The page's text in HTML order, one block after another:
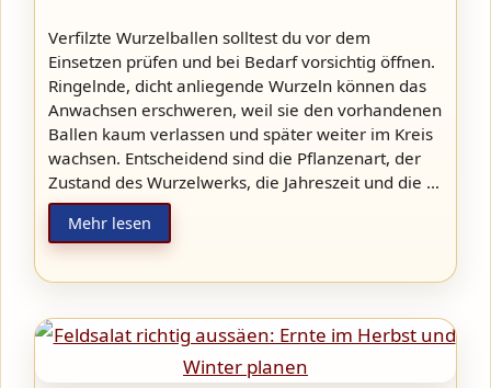
Verfilzte Wurzelballen solltest du vor dem
Einsetzen prüfen und bei Bedarf vorsichtig öffnen.
Ringelnde, dicht anliegende Wurzeln können das
Anwachsen erschweren, weil sie den vorhandenen
Ballen kaum verlassen und später weiter im Kreis
wachsen. Entscheidend sind die Pflanzenart, der
Zustand des Wurzelwerks, die Jahreszeit und die …
Mehr lesen